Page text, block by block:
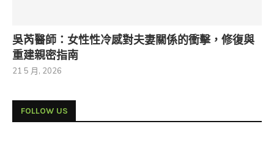
吳芮醫師：女性性冷感對夫妻關係的衝擊，修復與
重建親密指南
21 5 月, 2026
FOLLOW US